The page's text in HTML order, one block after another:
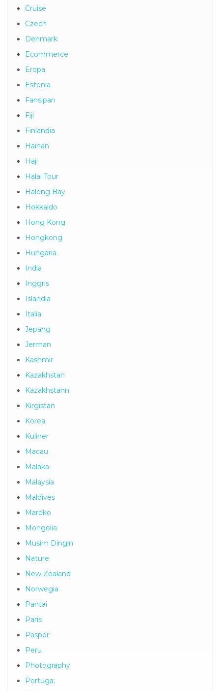
Cruise
Czech
Denmark
Ecommerce
Eropa
Estonia
Fansipan
Fiji
Finlandia
Hainan
Haji
Halal Tour
Halong Bay
Hokkaido
Hong Kong
Hongkong
Hungaria
India
Inggris
Islandia
Italia
Jepang
Jerman
Kashmir
Kazakhstan
Kazakhstann
Kirgistan
Korea
Kuliner
Macau
Malaka
Malaysia
Maldives
Maroko
Mongolia
Musim Dingin
Nature
New Zealand
Norwegia
Pantai
Paris
Paspor
Peru
Photography
Portuga;